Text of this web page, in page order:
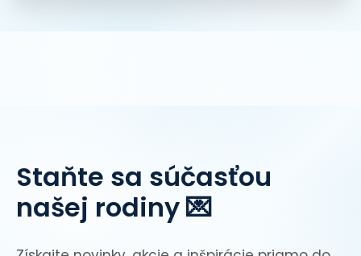
Staňte sa súčasťou
našej rodiny 💌